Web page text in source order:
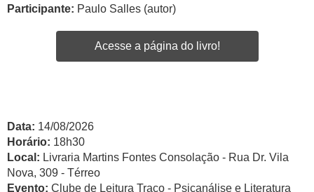
Participante: Paulo Salles (autor)
Acesse a página do livro!
Data: 14/08/2026
Horário: 18h30
Local: Livraria Martins Fontes Consolação - Rua Dr. Vila
Nova, 309 - Térreo
Evento: Clube de Leitura Traço - Psicanálise e Literatura